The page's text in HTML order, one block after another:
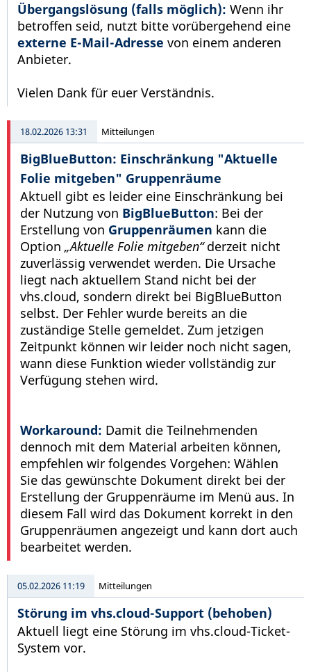
Übergangslösung (falls möglich): Wenn ihr
betroffen seid, nutzt bitte vorübergehend eine
externe E-Mail-Adresse von einem anderen
Anbieter.
Vielen Dank für euer Verständnis.
18.02.2026 13:31 Mitteilungen
BigBlueButton: Einschränkung "Aktuelle
Folie mitgeben" Gruppenräume
Aktuell gibt es leider eine Einschränkung bei
der Nutzung von BigBlueButton: Bei der
Erstellung von Gruppenräumen kann die
Option „Aktuelle Folie mitgeben“derzeit nicht
zuverlässig verwendet werden. Die Ursache
liegt nach aktuellem Stand nicht bei der
vhs.cloud, sondern direkt bei BigBlueButton
selbst. Der Fehler wurde bereits an die
zuständige Stelle gemeldet. Zum jetzigen
Zeitpunkt können wir leider noch nicht sagen,
wann diese Funktion wieder vollständig zur
Verfügung stehen wird.
Workaround: Damit die Teilnehmenden
dennoch mit dem Material arbeiten können,
empfehlen wir folgendes Vorgehen: Wählen
Sie das gewünschte Dokument direkt bei der
Erstellung der Gruppenräume im Menü aus. In
diesem Fall wird das Dokument korrekt in den
Gruppenräumen angezeigt und kann dort auch
bearbeitet werden.
05.02.2026 11:19 Mitteilungen
Störung im vhs.cloud-Support (behoben)
Aktuell liegt eine Störung im vhs.cloud-Ticket-
System vor.